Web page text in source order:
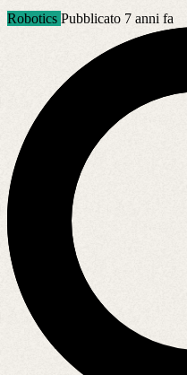
Robotics Pubblicato 7 anni fa